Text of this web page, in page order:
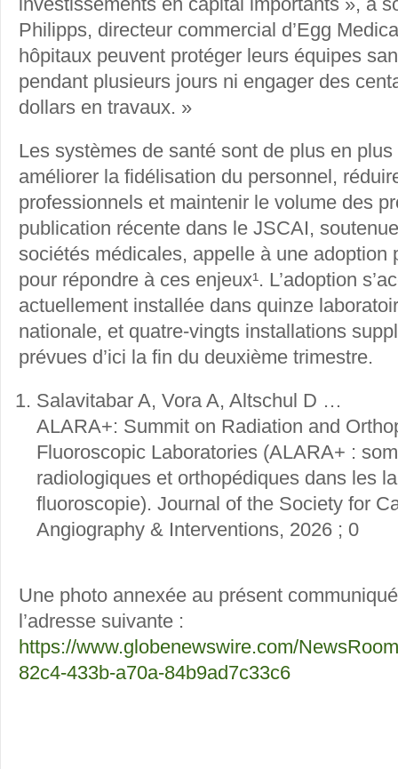
Philipps, directeur commercial d’Egg
hôpitaux peuvent protéger leurs équipes
pendant plusieurs jours ni engager des
dollars en travaux. »
Les systèmes de santé sont de plus en
améliorer la fidélisation du personnel,
professionnels et maintenir le volume des
publication récente dans le JSCAI,
sociétés médicales, appelle à une adoption
pour répondre à ces enjeux¹. L’adoption
actuellement installée dans quinze
nationale, et quatre-vingts installations
prévues d’ici la fin du deuxième trimestre.
Salavitabar A, Vora A, Altschul D …
ALARA+: Summit on Radiation and
Fluoroscopic Laboratories (ALARA+ :
radiologiques et orthopédiques dans les
fluoroscopie). Journal of the Society for
Angiography & Interventions, 2026 ; 0
Une photo annexée au présent
l’adresse suivante :
https://www.globenewswire.com/
82c4-433b-a70a-84b9ad7c33c6